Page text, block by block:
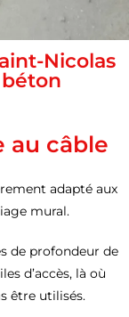
Nicolas
au câble
adapté aux
mural.
de profondeur de
d’accès, là où
être utilisés.